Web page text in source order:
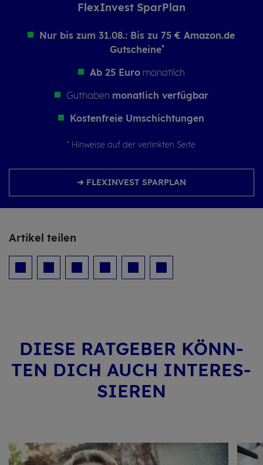
Flex­In­vest Spar­Plan
Nur bis zum 31.08.: Bis zu 75 € Amazon.de
Gutscheine*
Ab 25 Euromonatlich
Guthaben monatlich verfügbar
Kostenfreie Umschichtungen
* Hinweise auf der verlinkten Seite
➔ FLEXINVEST SPARPLAN
Ar­ti­kel tei­len
DIESE RAT­GE­BER KÖNN­
TEN DICH AUCH IN­TER­ES­
SIE­REN